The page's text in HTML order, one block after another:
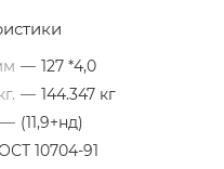
— 127 *4,0
— 144.347 кг
— (11,9+нд)
10704-91